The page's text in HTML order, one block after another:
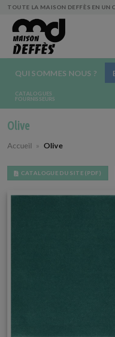
Skip
content
TOUTE LA MAISON DEFFÈS EN UN
QUI SOMMES NOUS ?
CATALOGUES
FOURNISSEURS
Olive
Accueil » Olive
CATALOGUE DU SITE (PDF)